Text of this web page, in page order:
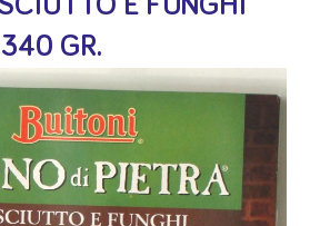
E FUNGHI
GR.